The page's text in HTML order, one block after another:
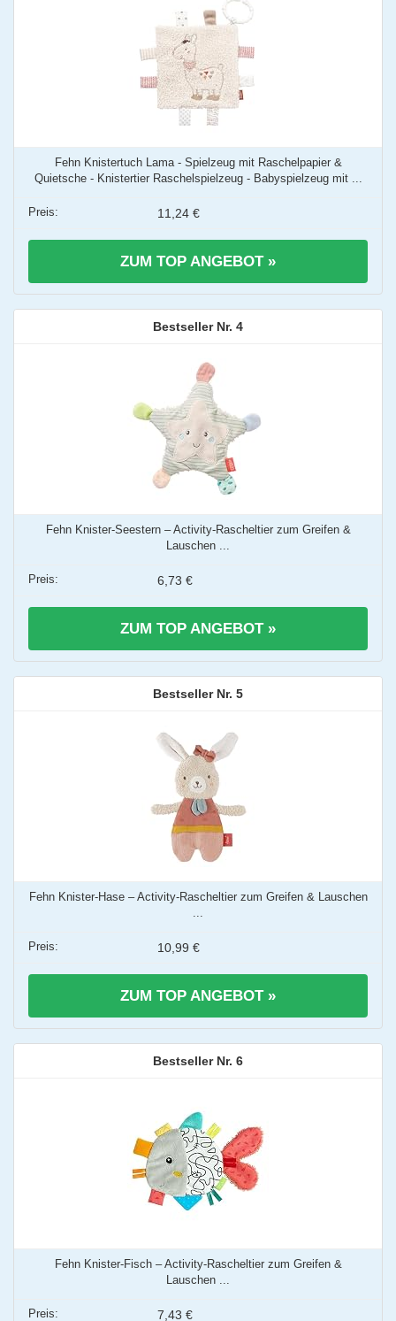
Fehn Knistertuch Lama - Spielzeug mit Raschelpapier &
Quietsche - Knistertier Raschelspielzeug - Babyspielzeug mit ...
11,24 €
ZUM TOP ANGEBOT »
4
Fehn Knister-Seestern – Activity-Rascheltier zum Greifen &
Lauschen ...
6,73 €
ZUM TOP ANGEBOT »
5
Fehn Knister-Hase – Activity-Rascheltier zum Greifen & Lauschen
...
10,99 €
ZUM TOP ANGEBOT »
6
Fehn Knister-Fisch – Activity-Rascheltier zum Greifen &
Lauschen ...
7,43 €